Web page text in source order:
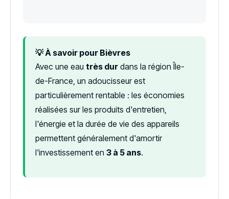
💡 À savoir pour Bièvres
Avec une eau très dur dans la région Île-
de-France, un adoucisseur est
particulièrement rentable : les économies
réalisées sur les produits d'entretien,
l'énergie et la durée de vie des appareils
permettent généralement d'amortir
l'investissement en 3 à 5 ans.